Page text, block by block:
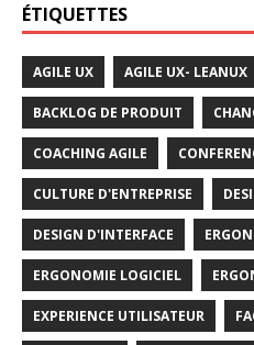
ÉTIQUETTES
AGILE UX AGILE UX- LEANUX
BACKLOG DE PRODUIT
COACHING AGILE
CULTURE D'ENTREPRISE
DESIGN D'INTERFACE
ERGONOMIE LOGICIEL
EXPERIENCE UTILISATEUR